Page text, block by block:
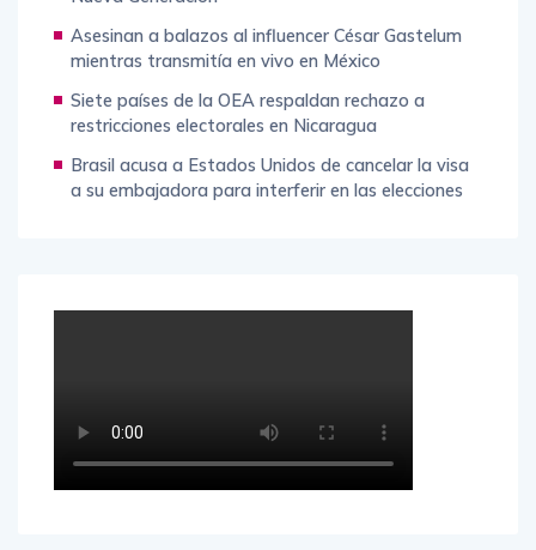
Asesinan a balazos al influencer César Gastelum
mientras transmitía en vivo en México
Siete países de la OEA respaldan rechazo a
restricciones electorales en Nicaragua
Brasil acusa a Estados Unidos de cancelar la visa
a su embajadora para interferir en las elecciones